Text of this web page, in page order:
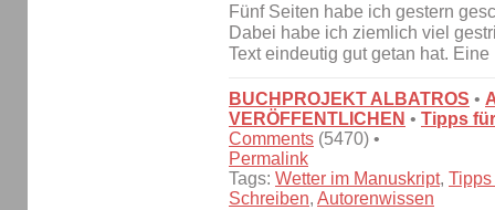
Fünf Seiten habe ich gestern
Dabei habe ich ziemlich viel
Text eindeutig gut getan hat.
BUCHPROJEKT ALBATROS •
VERÖFFENTLICHEN • Tipps
Comments (5470) •
Permalink
Tags: Wetter im Manuskript, Tipps
Schreiben, Autorenwissen